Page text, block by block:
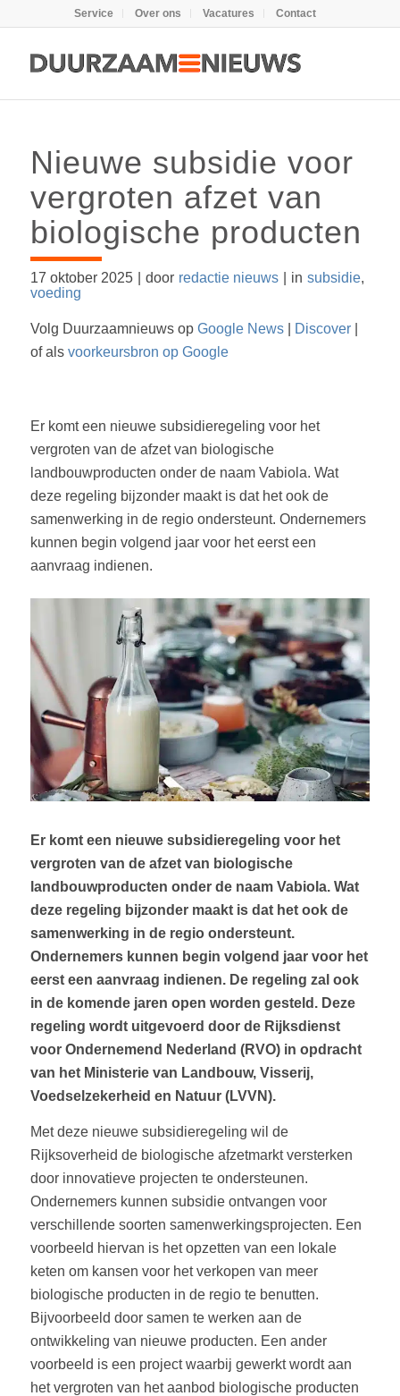
Service Over ons Vacatures Contact
Nieuwe subsidie voor
vergroten afzet van
biologische producten
17 oktober 2025 door redactie nieuws in subsidie,
voeding
Volg Duurzaamnieuws op Google News| Discover|
of als voorkeursbron op Google
Er komt een nieuwe subsidieregeling voor het
vergroten van de afzet van biologische
landbouwproducten onder de naam Vabiola. Wat
deze regeling bijzonder maakt is dat het ook de
samenwerking in de regio ondersteunt. Ondernemers
kunnen begin volgend jaar voor het eerst een
aanvraag indienen.
Er komt een nieuwe subsidieregeling voor het
vergroten van de afzet van biologische
landbouwproducten onder de naam Vabiola. Wat
deze regeling bijzonder maakt is dat het ook de
samenwerking in de regio ondersteunt.
Ondernemers kunnen begin volgend jaar voor het
eerst een aanvraag indienen. De regeling zal ook
in de komende jaren open worden gesteld. Deze
regeling wordt uitgevoerd door de Rijksdienst
voor Ondernemend Nederland (RVO) in opdracht
van het Ministerie van Landbouw, Visserij,
Voedselzekerheid en Natuur (LVVN).
Met deze nieuwe subsidieregeling wil de
Rijksoverheid de biologische afzetmarkt versterken
door innovatieve projecten te ondersteunen.
Ondernemers kunnen subsidie ontvangen voor
verschillende soorten samenwerkingsprojecten. Een
voorbeeld hiervan is het opzetten van een lokale
keten om kansen voor het verkopen van meer
biologische producten in de regio te benutten.
Bijvoorbeeld door samen te werken aan de
ontwikkeling van nieuwe producten. Een ander
voorbeeld is een project waarbij gewerkt wordt aan
het vergroten van het aanbod biologische producten